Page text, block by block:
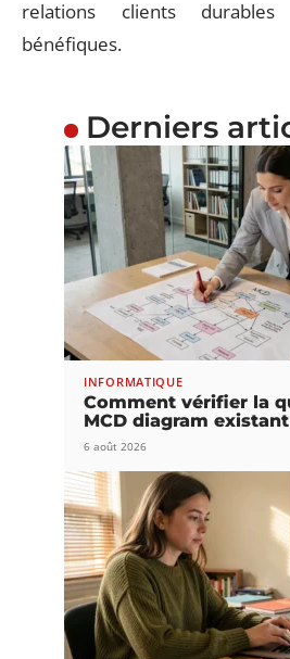
relations clients
bénéfiques.
Derniers
INFORMATIQUE
Comment vérifier la
MCD diagram
6 août 2026